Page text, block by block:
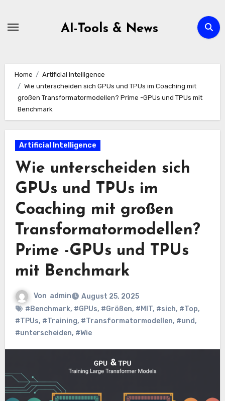
AI-Tools & News
Home
Artificial Intelligence
Wie unterscheiden sich GPUs und TPUs im Coaching mit
großen Transformatormodellen? Prime -GPUs und TPUs mit
Benchmark
Artificial Intelligence
Wie unterscheiden sich
GPUs und TPUs im
Coaching mit großen
Transformatormodellen?
Prime -GPUs und TPUs
mit Benchmark
Von admin
August 25, 2025
#Benchmark, #GPUs, #Größen, #MIT, #sich, #Top,
#TPUs, #Training, #Transformatormodellen, #und,
#unterscheiden, #Wie